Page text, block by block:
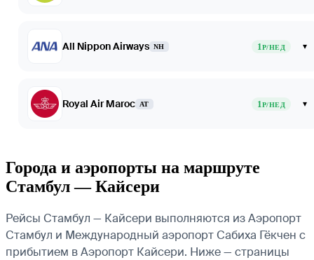
All Nippon Airways NH 1Р/НЕД ▾
Royal Air Maroc AT 1Р/НЕД ▾
Города и аэропорты на маршруте
Стамбул — Кайсери
Рейсы Стамбул — Кайсери выполняются из Аэропорт
Стамбул и Международный аэропорт Сабиха Гёкчен с
прибытием в Аэропорт Кайсери. Ниже — страницы